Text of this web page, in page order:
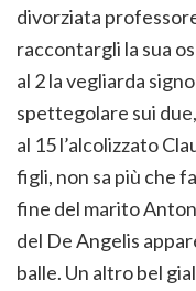
divorziata
raccontargli la sua
al 2 la vegliarda
spettegolare sui
al 15 l’alcolizzato
figli, non sa più che
fine del marito
del De Angelis
balle. Un altro bel